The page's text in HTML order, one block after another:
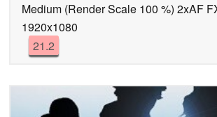
Medium (Render Scale 100 %) 2xAF
1920x1080
21.2